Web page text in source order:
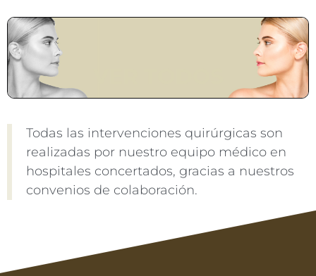
Todas las intervenciones quirúrgicas son
realizadas por nuestro equipo médico en
hospitales concertados, gracias a nuestros
convenios de colaboración.